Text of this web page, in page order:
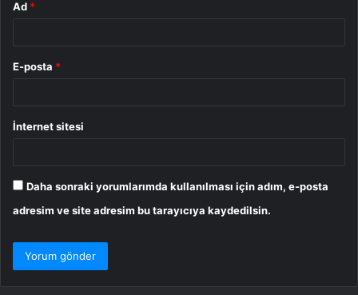
Ad *
E-posta *
İnternet sitesi
Daha sonraki yorumlarımda kullanılması için adım, e-posta
adresim ve site adresim bu tarayıcıya kaydedilsin.